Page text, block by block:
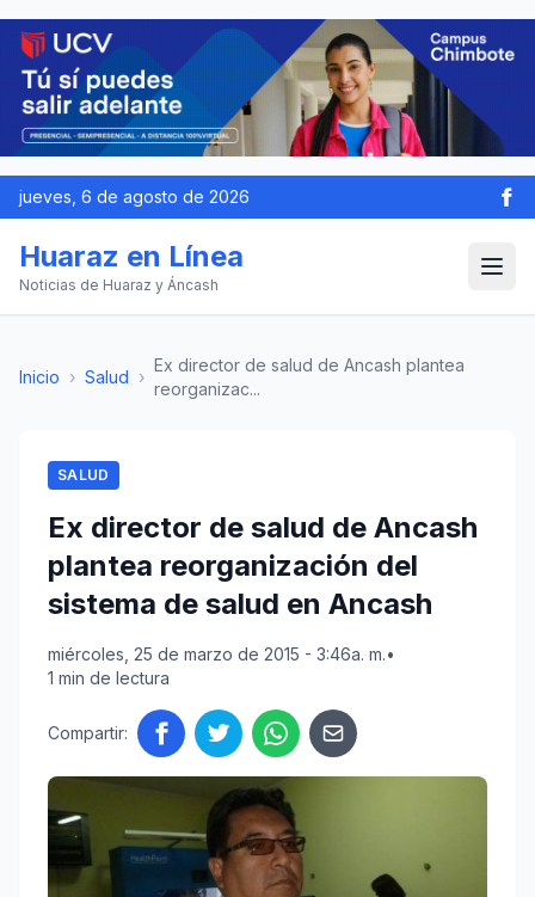
jueves, 6 de agosto de 2026
Huaraz en Línea
Noticias de Huaraz y Áncash
Inicio › Salud ›
Ex director de salud de Ancash plantea
reorganizac...
SALUD
Ex director de salud de Ancash
plantea reorganización del
sistema de salud en Ancash
miércoles, 25 de marzo de 2015 - 3:46a. m.•
1 min de lectura
Compartir: